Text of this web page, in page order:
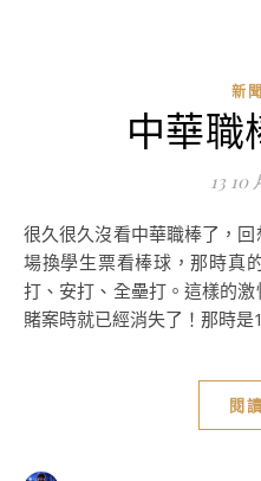
新
中華職
13 10
很久很久沒看中華職棒了，回想國中時還會拿著學生證到棒球
場換學生票看棒球，那時真
打、安打、全壘打。這樣的
賭案時就已經消失了！那時
閱